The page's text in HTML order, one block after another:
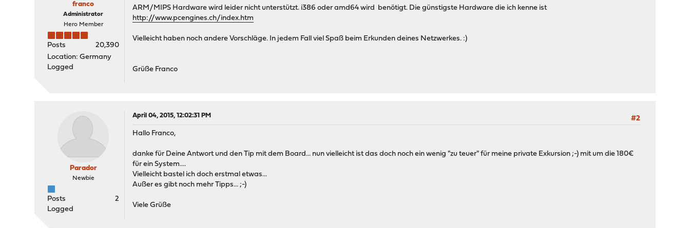
franco
Administrator
Hero Member
Posts
20,390
Location: Germany
Logged
ARM/MIPS Hardware wird leider nicht unterstützt. i386 oder amd64 wird benötigt. Die günstigste Hardware die ich kenne ist
http://www.pcengines.ch/index.htm
Vielleicht haben noch andere Vorschläge. In jedem Fall viel Spaß beim Erkunden deines Netzwerkes. :)
Grüße Franco
Parador
Newbie
Posts
2
Logged
April 04, 2015, 12:02:31 PM
#2
Hallo Franco,
danke für Deine Antwort und den Tip mit dem Board... nun vielleicht ist das doch noch ein wenig "zu teuer" für meine private Exkursion ;-) mit um die 180€
für ein System....
Vielleicht bastel ich doch erstmal etwas...
Außer es gibt noch mehr Tipps... ;-)
Viele Grüße